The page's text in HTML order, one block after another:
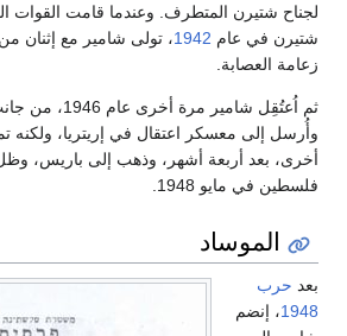
شتيرن المتطرف. وعندما قامت القوات
في عام 1942 ، تولى شامير مع إثنان من
العصابة.
ثم اُعتُقِل شامير مرة أخرى
إلى معسكر اعتقال في إريتريا، ولكنه تمكن
بعد أربعة أشهر، وذهب إلى باريس، وظل بها
في مايو 1948.
الموساد
حرب
، إنضم